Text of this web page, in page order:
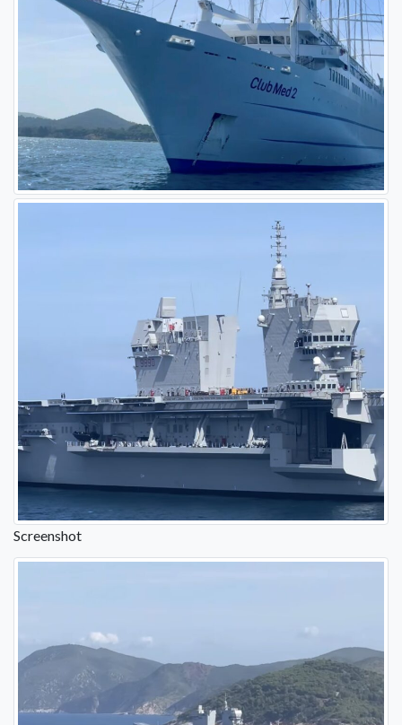
Screenshot